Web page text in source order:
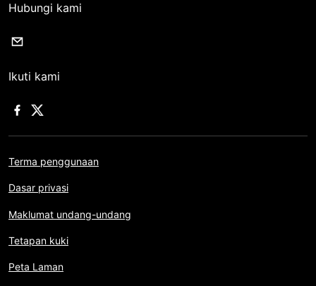
Hubungi kami
Ikuti kami
Terma penggunaan
Dasar privasi
Maklumat undang-undang
Tetapan kuki
Peta Laman